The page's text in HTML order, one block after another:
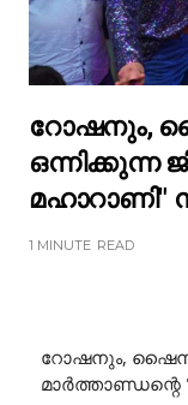
റോഷനും,
ഒന്നിക്കുന്ന
മഹാറാണി"
1 MINUTE READ
റോഷനും,
മാർത്താണ്ഡന്റെ